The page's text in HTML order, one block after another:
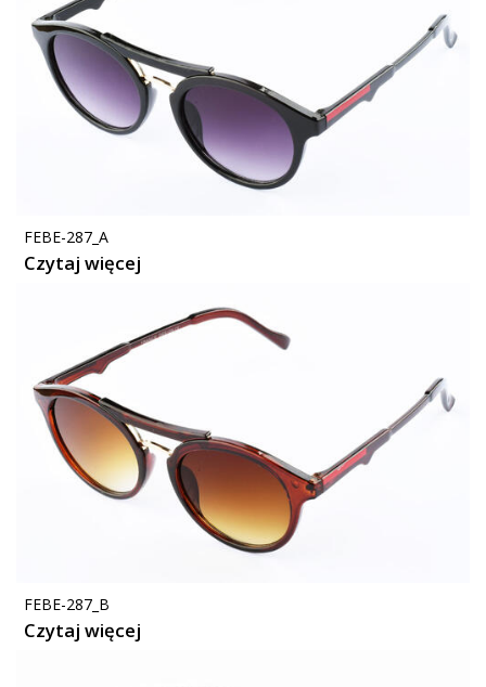
FEBE-287_A
Czytaj więcej
FEBE-287_B
Czytaj więcej